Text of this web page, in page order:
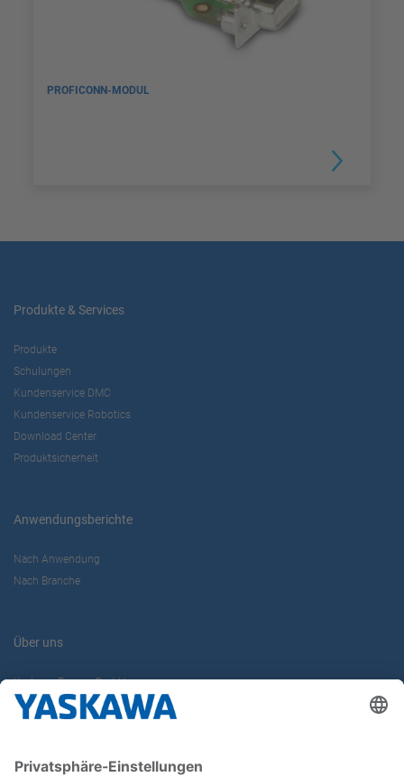
PROFICONN-MODUL
Produkte & Services
Produkte
Schulungen
Kundenservice DMC
Kundenservice Robotics
Download Center
Produktsicherheit
Anwendungsberichte
Nach Anwendung
Nach Branche
Über uns
Yaskawa Europe GmbH
Karriere
Newsletter